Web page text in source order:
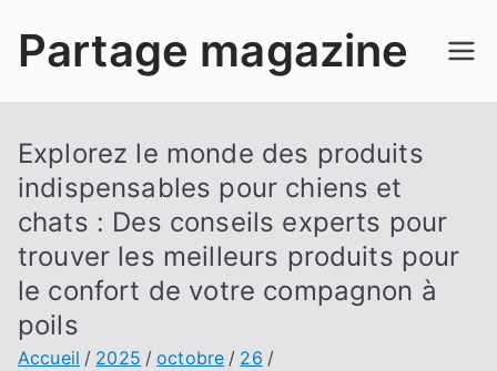
Partage magazine
Explorez le monde des produits
indispensables pour chiens et
chats : Des conseils experts pour
trouver les meilleurs produits pour
le confort de votre compagnon à
poils
Accueil 2025 octobre
26